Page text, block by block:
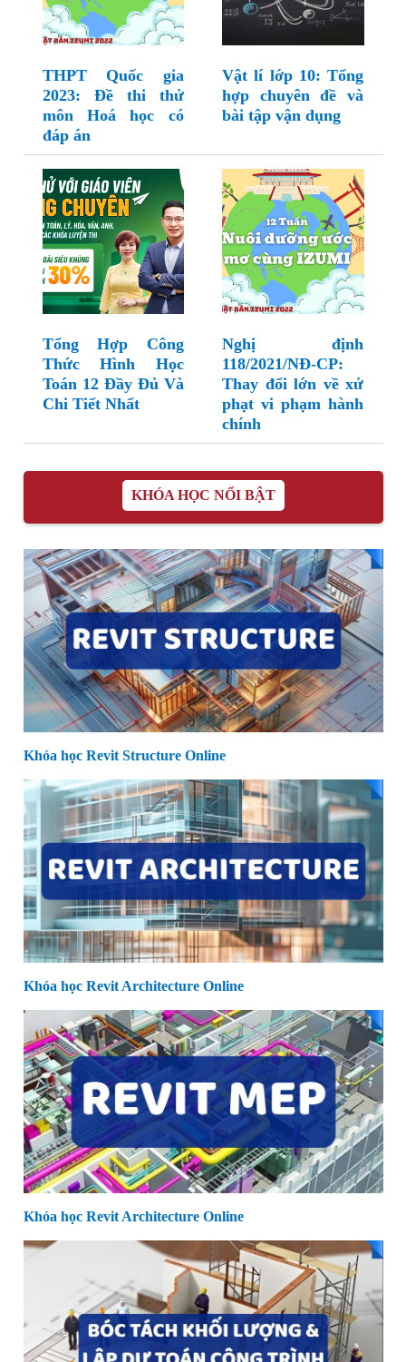
THPT Quốc gia
2023: Đề thi thử
môn Hoá học có
đáp án
Vật lí lớp 10: Tổng
hợp chuyên đề và
bài tập vận dụng
Tổng Hợp Công
Thức Hình Học
Toán 12 Đầy Đủ Và
Chi Tiết Nhất
Nghị định
118/2021/NĐ-CP:
Thay đổi lớn về xử
phạt vi phạm hành
chính
KHÓA HỌC NỔI BẬT
Khóa học Revit Structure Online
Khóa học Revit Architecture Online
Khóa học Revit Architecture Online